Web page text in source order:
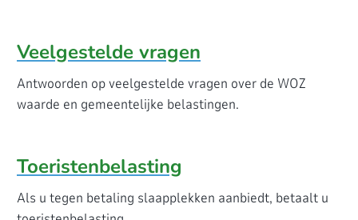
Veelgestelde vragen
Antwoorden op veelgestelde vragen over de WOZ
waarde en gemeentelijke belastingen.
Toeristenbelasting
Als u tegen betaling slaapplekken aanbiedt, betaalt u